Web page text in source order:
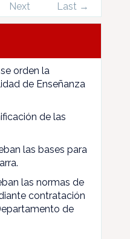
Next Last →
orden la
de Enseñanza
de las
las bases para
las normas de
contratación
de